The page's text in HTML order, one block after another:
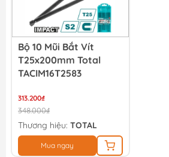
Bộ 10 Mũi Bắt Vít
T25x200mm Total
TACIM16T2583
313.200₫
348.000₫
Thương hiệu: TOTAL
Mua ngay